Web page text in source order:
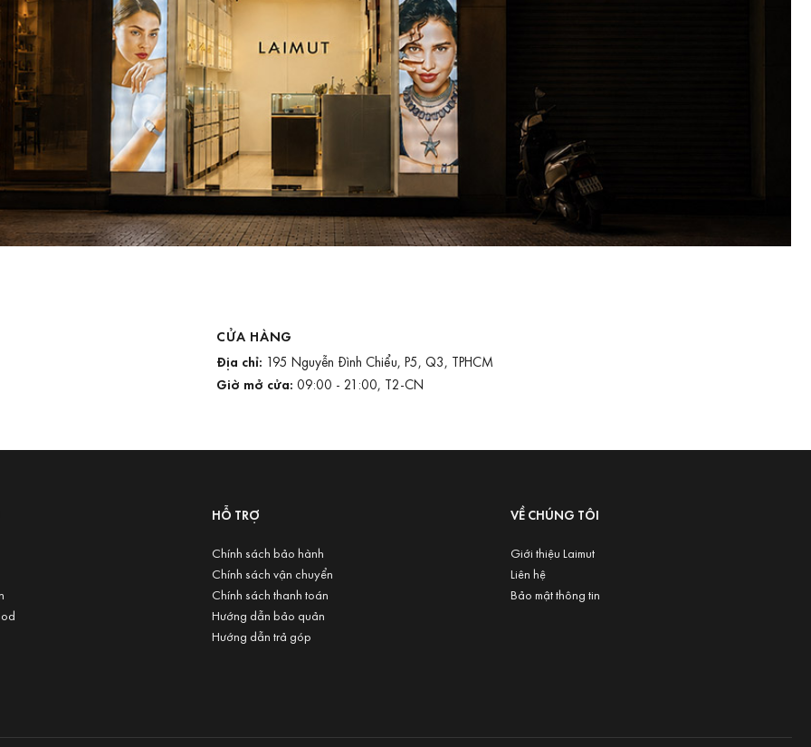
CỬA HÀNG
Địa chỉ: 195 Nguyễn Đình Chiểu, P5, Q3, TPHCM
Giờ mở cửa: 09:00 - 21:00, T2-CN
HỖ TRỢ
Chính sách bảo hành
Chính sách vận chuyển
Chính sách thanh toán
Hướng dẫn bảo quản
Hướng dẫn trả góp
VỀ CHÚNG TÔI
Giới thiệu Laimut
Liên hệ
Bảo mật thông tin